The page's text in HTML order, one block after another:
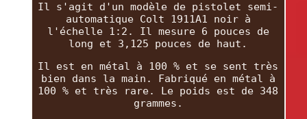
Il s'agit d'un modèle de pistolet semi-
automatique Colt 1911A1 noir à
l'échelle 1:2. Il mesure 6 pouces de
long et 3,125 pouces de haut.
Il est en métal à 100 % et se sent très
bien dans la main. Fabriqué en métal à
100 % et très rare. Le poids est de 348
grammes.